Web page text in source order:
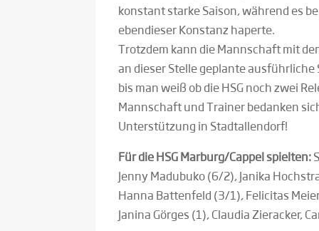
konstant starke Saison, während es
ebendieser Konstanz haperte.
Trotzdem kann die Mannschaft mit
an dieser Stelle geplante
bis man weiß ob die HSG noch zwei
Mannschaft und Trainer bedanken
Unterstützung in Stadtallendorf!
Für die HSG Marburg/Cappel spielten:
Jenny Madubuko (6/2), Janika
Hanna Battenfeld (3/1), Felicitas
Janina Görges (1), Claudia Zieracker,